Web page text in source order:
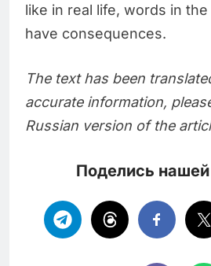
like in real life, words in
have consequences.
The text has been
accurate information,
Russian version of the
Поделись нашей